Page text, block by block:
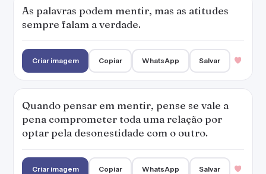
As palavras podem mentir, mas as atitudes
sempre falam a verdade.
Criar imagem Copiar WhatsApp Salvar
Quando pensar em mentir, pense se vale a
pena comprometer toda uma relação por
optar pela desonestidade com o outro.
Criar imagem Copiar WhatsApp Salvar